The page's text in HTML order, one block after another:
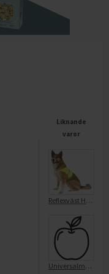
Liknande
varor
Reflexväst Hund Large
Universalmopp refill